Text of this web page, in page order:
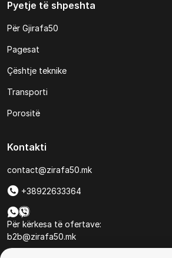
Pyetje të shpeshta
Për Gjirafa50
Pagesat
Çështje teknike
Transporti
Porositë
Kontakti
contact@zirafa50.mk
+38922633364
Për kërkesa të ofertave:
b2b@zirafa50.mk